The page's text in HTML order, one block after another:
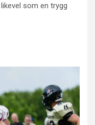
som en trygg